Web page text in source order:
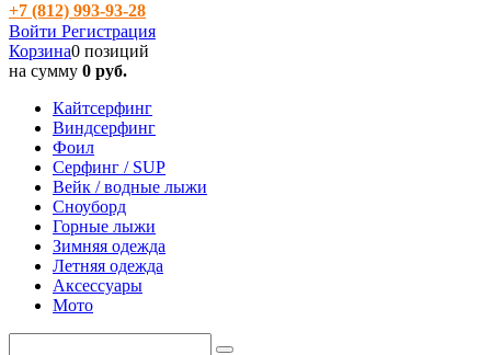
+7 (812) 993-93-28
Войти Регистрация
Корзина0 позиций
на сумму 0 руб.
Кайтсерфинг
Виндсерфинг
Фоил
Серфинг / SUP
Вейк / водные лыжи
Сноуборд
Горные лыжи
Зимняя одежда
Летняя одежда
Аксессуары
Мото